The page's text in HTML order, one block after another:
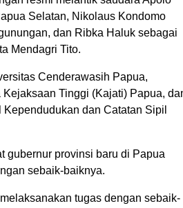
Selatan, Nikolaus Kondomo
dan Ribka Haluk sebagai
Mendagri Tito.
Cenderawasih Papua,
Tinggi (Kajati) Papua,
dan Catatan Sipil
gubernur provinsi baru di Papua
sebaik-baiknya.
tugas dengan sebaik-